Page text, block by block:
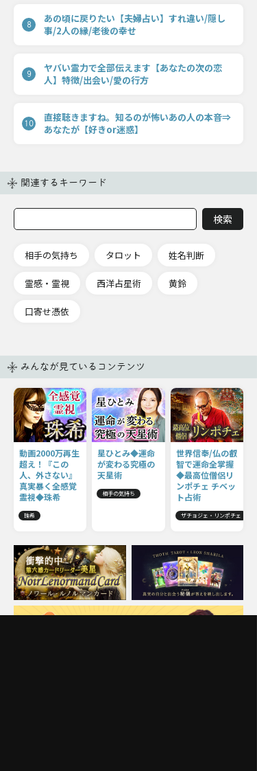
8
あの頃に戻りたい【夫婦占い】すれ違い/隠し
事/2人の縁/老後の幸せ
9
ヤバい霊力で全部伝えます【あなたの次の恋
人】特徴/出会い/愛の行方
10
直接聴きますね。知るのが怖いあの人の本音⇒
あなたが【好きor迷惑】
関連するキーワード
相手の気持ち タロット 姓名判断
霊感・霊視 西洋占星術 黄鈴
口寄せ憑依
みんなが見ているコンテンツ
動画2000万再生
超え！『この
人、外さない』
真実暴く全感覚
霊視◆珠希
珠希
星ひとみ◆運命
が変わる究極の
天星術
相手の気持ち
世界信奉/仏の叡
智で運命全掌握
◆最高位僧侶リ
ンポチェ チベッ
ト占術
ザチョジェ・リンポチェ